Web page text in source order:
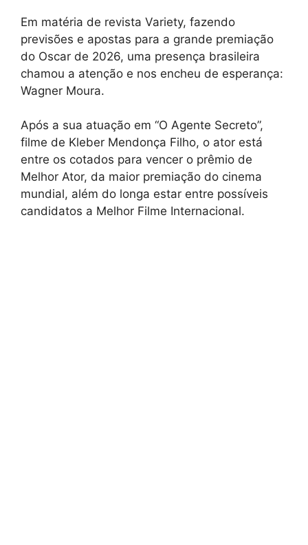
Em matéria de revista Variety, fazendo
previsões e apostas para a grande premiação
do Oscar de 2026, uma presença brasileira
chamou a atenção e nos encheu de esperança:
Wagner Moura.
Após a sua atuação em “O Agente Secreto”,
filme de Kleber Mendonça Filho, o ator está
entre os cotados para vencer o prêmio de
Melhor Ator, da maior premiação do cinema
mundial, além do longa estar entre possíveis
candidatos a Melhor Filme Internacional.